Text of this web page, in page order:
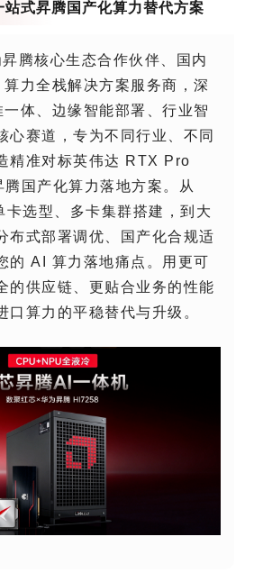
站式昇腾国产化算力替代方案
腾核心生态合作伙伴、国内
力全栈解决方案服务商，深
体、边缘智能部署、行业智
心赛道，专为不同行业、不同
精准对标英伟达 RTX Pro
国产化算力落地方案。
从
选型、多卡集群搭建，到大
布式部署调优、国产化合规适
的 AI 算力落地痛点。用更可
的供应链、更贴合业务的性能
口算力的平稳替代与升级。